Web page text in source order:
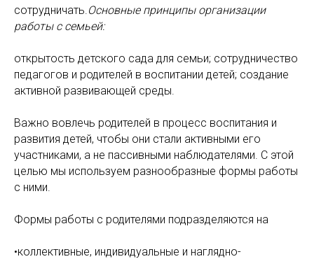
сотрудничать.Основные принципы организации
работы с семьей:
открытость детского сада для семьи; сотрудничество
педагогов и родителей в воспитании детей; создание
активной развивающей среды.
Важно вовлечь родителей в процесс воспитания и
развития детей, чтобы они стали активными его
участниками, а не пассивными наблюдателями. С этой
целью мы используем разнообразные формы работы
с ними.
Формы работы с родителями подразделяются на
•коллективные, индивидуальные и наглядно-